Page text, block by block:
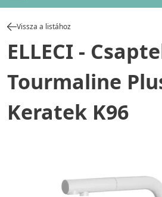
Vissza a listához
ELLECI -
Tourmaline
Keratek K96